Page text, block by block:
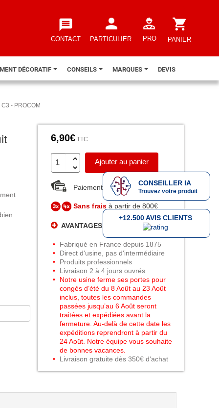
message
CONTACT
person
PARTICULIER PRO
shopping_cart
PANIER
DÉCORATIF CONSEILS MARQUES DEVIS
- PROCOM
6,90€ TTC
Ajouter au panier
Paiement sécurisé
Sans fraisà partir de 800€
AVANTAGES PEINTURES DANIEL
Fabriqué en France depuis 1875
Direct d'usine, pas d'intermédiaire
Produits professionnels
Livraison 2 à 4 jours ouvrés
Notre usine ferme ses portes pour
congés d’été du 8 Août au 23 Août
inclus, toutes les commandes
passées jusqu’au 6 Août seront
traitées et expédiées avant la
fermeture. Au-delà de cette date les
expéditions reprendront à partir du
24 Août. Notre équipe vous souhaite
de bonnes vacances.
Livraison gratuite dès 350€ d'achat
+12.500 AVIS CLIENTS
CONSEILLER IA
Trouvez votre produit